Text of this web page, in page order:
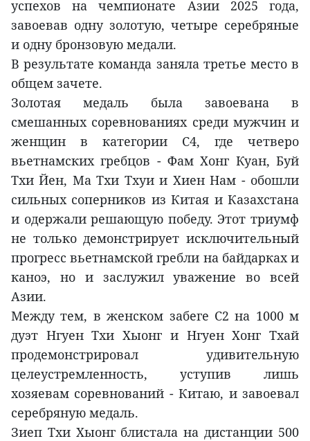
успехов на чемпионате Азии 2025 года,
завоевав одну золотую, четыре серебряные
и одну бронзовую медали.
В результате команда заняла третье место в
общем зачете.
Золотая медаль была завоевана в
смешанных соревнованиях среди мужчин и
женщин в категории C4, где четверо
вьетнамских гребцов - Фам Хонг Куан, Буй
Тхи Йен, Ма Тхи Тхуи и Хиен Нам - обошли
сильных соперников из Китая и Казахстана
и одержали решающую победу. Этот триумф
не только демонстрирует исключительный
прогресс вьетнамской гребли на байдарках и
каноэ, но и заслужил уважение во всей
Азии.
Между тем, в женском забеге C2 на 1000 м
дуэт Нгуен Тхи Хыонг и Нгуен Хонг Тхай
продемонстрировал удивительную
целеустремленность, уступив лишь
хозяевам соревнований - Китаю, и завоевал
серебряную медаль.
Зиеп Тхи Хыонг блистала на дистанции 500